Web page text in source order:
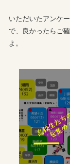
いただいたアンケ
で、良かったらご
よ。